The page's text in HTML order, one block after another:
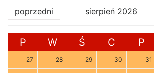
poprzedni sierpień 2026
P W Ś C P
27 28 29 30 31